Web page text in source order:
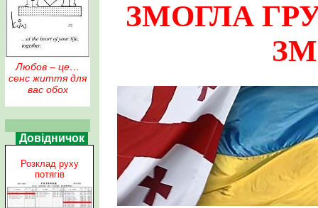
Любов – це…
сенс життя для
вас обох
Довідничок
Розклад руху
потягів
ЗМОГЛА